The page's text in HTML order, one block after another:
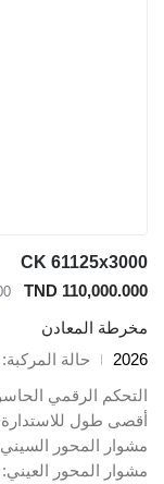
CK 61125x3000
TND 110,000.000
مخرطة المعادن
2026
حالة المركبة
التحكم الرقمي
أقصى طول للاستدارة
مشوار المحور السيني
مشوار المحور العيني